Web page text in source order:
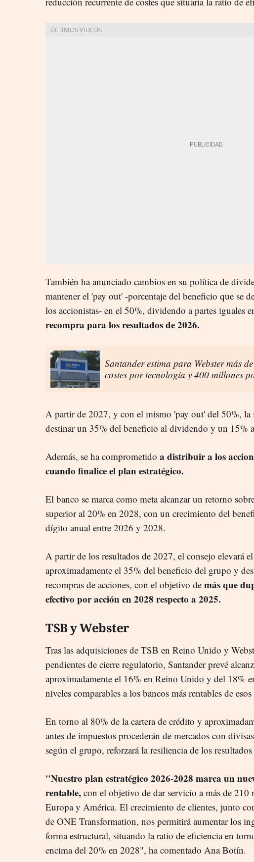
También ha anunciado cambios en su política de
mantener el 'pay out' -porcentaje del beneficio que se
los accionistas- en el 50%, dividendo a partes iguales
recompra para los resultados de 2026.
Santander estima para Webster más
costes por tecnología y 400 millones
A partir de 2027, y con el mismo 'pay out' del 50%, la
destinar un 35% del beneficio al dividendo y un 15%
Además, se ha comprometido a distribuir a los
cuando finalice el plan estratégico.
El banco se marca como meta alcanzar un retorno
superior al 20% en 2028, con un crecimiento del
dígito anual entre 2026 y 2028.
A partir de los resultados de 2027, el consejo elevará el
aproximadamente el 35% del beneficio del grupo y
recompras de acciones, con el objetivo de más que
efectivo por acción en 2028 respecto a 2025.
TSB y Webster
Tras las adquisiciones de TSB en Reino Unido y
pendientes de cierre regulatorio, Santander prevé
aproximadamente el 16% en Reino Unido y del 18%
niveles comparables a los bancos más rentables de
En torno al 80% de la cartera de crédito y
antes de impuestos procederán de mercados con
según el grupo, reforzará la resiliencia de los
"Nuestro plan estratégico 2026-2028 marca un
rentable, con el objetivo de dar servicio a más de 210
Europa y América. El crecimiento de clientes, junto
de ONE Transformation, nos permitirá aumentar los
forma estructural, situando la ratio de eficiencia en
encima del 20% en 2028", ha comentado Ana Botín.